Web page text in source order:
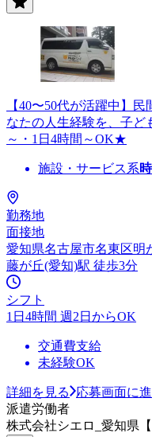
【40〜50代が活躍中】
なたの人生経験を、子ど
～・1日4時間～OK★
施設・サービス系
勤務地
面接地
愛知県名古屋市名東区明
藤が丘(愛知)駅 徒歩3分
シフト
1日4時間 週2日からOK
交通費支給
未経験OK
詳細を見る
応募画面に
派遣労働者
株式会社シエロ_愛知県